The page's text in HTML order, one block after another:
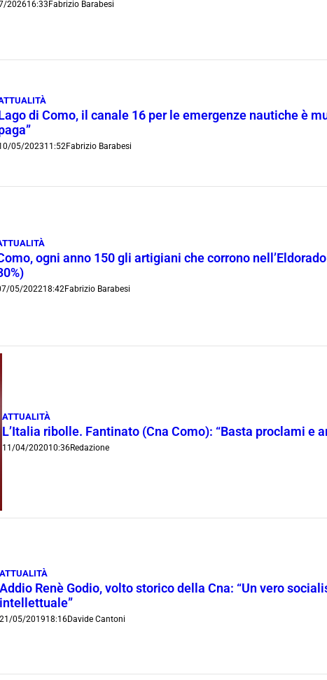
202616:33 Fabrizio Barabesi
di Como, il canale 16 per le emergenze nautiche è
05/202311:52Fabrizio Barabesi
ogni anno 150 gli artigiani che corrono
05/202218:42Fabrizio Barabesi
ATTUALITÀ
L’Italia ribolle. Fantinato (Cna Como): “Basta proclami e
11/04/202010:36Redazione
ATTUALITÀ
Addio Renè Godio, volto storico della Cna: “Un vero
intellettuale”
21/05/201918:16Davide Cantoni